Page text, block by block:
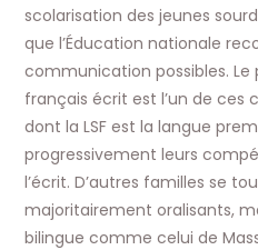
scolarisation des jeunes
que l’Éducation nationale
communication possibles. Le
français écrit est l’un de ces
dont la LSF est la langue
progressivement leurs
l’écrit. D’autres familles se
majoritairement oralisants,
bilingue comme celui de